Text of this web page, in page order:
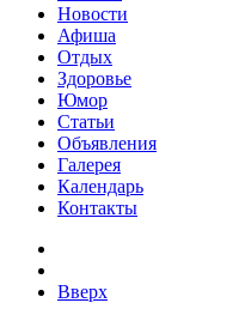
Новости
Афиша
Отдых
Здоровье
Юмор
Статьи
Объявления
Галерея
Календарь
Контакты
Вверх